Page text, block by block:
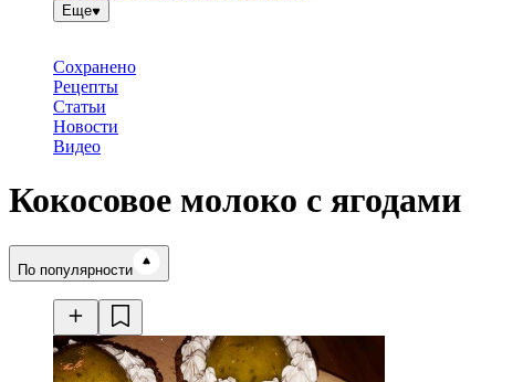
Еще
Сохранено
Рецепты
Статьи
Новости
Видео
Кокосовое молоко с ягодами
Время готовки
По популярности